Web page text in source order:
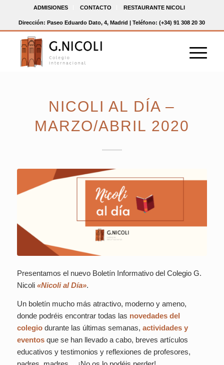
ADMISIONES CONTACTO RESTAURANTE NICOLI
Dirección: Paseo Eduardo Dato, 4, Madrid | Teléfono: (+34) 91 308 20 30
NICOLI AL DÍA –
MARZO/ABRIL 2020
Presentamos el nuevo Boletín Informativo del Colegio G.
Nicoli «Nicoli al Día».
Un boletín mucho más atractivo, moderno y ameno,
donde podréis encontrar todas las novedades del
colegiodurante las últimas semanas, actividades y
eventosque se han llevado a cabo, breves artículos
educativos y testimonios y reflexiones de profesores,